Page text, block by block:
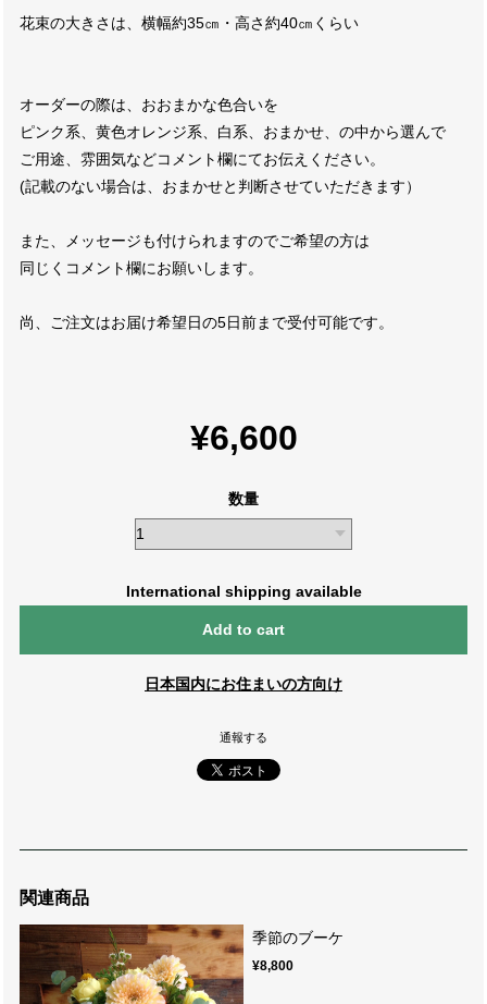
花束の大きさは、横幅約35㎝・高さ約40㎝くらい
オーダーの際は、おおまかな色合いを
ピンク系、黄色オレンジ系、白系、おまかせ、の中から選んで
ご用途、雰囲気などコメント欄にてお伝えください。
(記載のない場合は、おまかせと判断させていただきます）
また、メッセージも付けられますのでご希望の方は
同じくコメント欄にお願いします。
尚、ご注文はお届け希望日の5日前まで受付可能です。
¥6,600
数量
International shipping available
Add to cart
日本国内にお住まいの方向け
通報する
関連商品
季節のブーケ
¥8,800